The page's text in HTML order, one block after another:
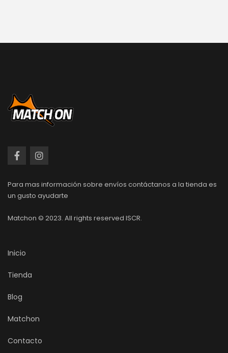
Para mas información sobre envíos contáctanos a la tienda es
un gusto ayudarte
Matchon © 2023. All rights reserved ISCR.
Inicio
Tienda
Blog
Matchon
Contacto